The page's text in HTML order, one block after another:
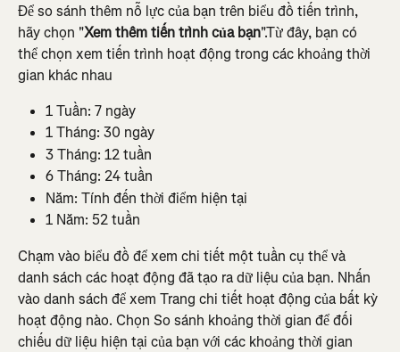
Để so sánh thêm nỗ lực của bạn trên biểu đồ tiến trình,
hãy chọn "Xem thêm tiến trình của bạn".Từ đây, bạn có
thể chọn xem tiến trình hoạt động trong các khoảng thời
gian khác nhau
1 Tuần: 7 ngày
1 Tháng: 30 ngày
3 Tháng: 12 tuần
6 Tháng: 24 tuần
Năm: Tính đến thời điểm hiện tại
1 Năm: 52 tuần
Chạm vào biểu đồ để xem chi tiết một tuần cụ thể và
danh sách các hoạt động đã tạo ra dữ liệu của bạn. Nhấn
vào danh sách để xem Trang chi tiết hoạt động của bất kỳ
hoạt động nào. Chọn So sánh khoảng thời gian để đối
chiếu dữ liệu hiện tại của bạn với các khoảng thời gian